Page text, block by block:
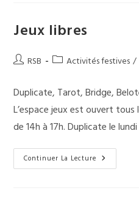
Jeux libres
Auteur/autrice
la
publication :
RSB
PostActivités festives /
Duplicate, Tarot, Bridge,
L’espace jeux est ouvert
de 14h à 17h. Duplicate le
Continuer La Lecture Jeux
Libres